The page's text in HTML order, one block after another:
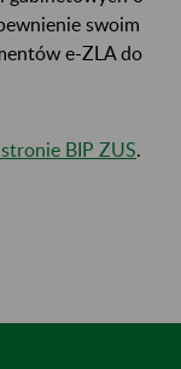
swoim
e-ZLA do
BIP ZUS.